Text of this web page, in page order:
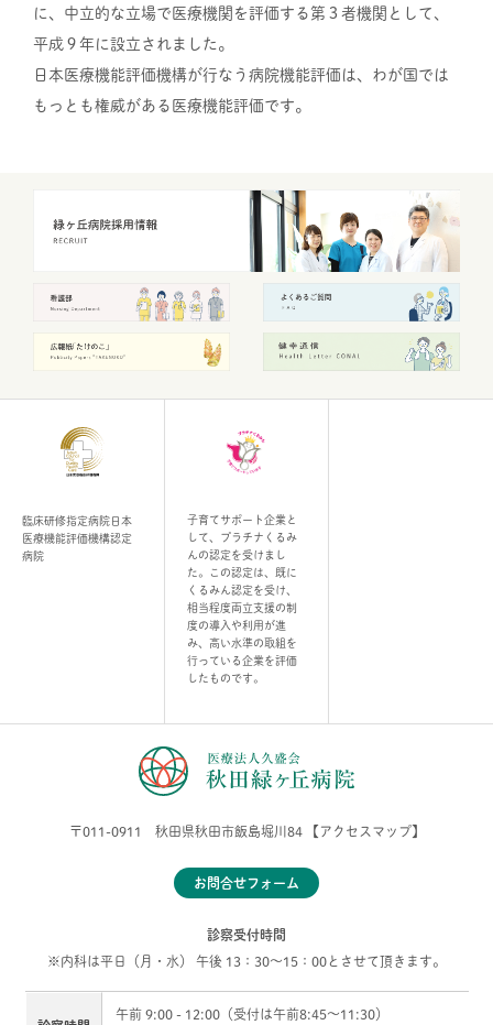
に、中立的な立場で医療機関を評価する第３者機関として、
平成９年に設立されました。
日本医療機能評価機構が行なう病院機能評価は、わが国では
もっとも権威がある医療機能評価です。
臨床研修指定病院 日本
医療機能評価機構認定
病院
子育てサポート企業と
して、プラチナくるみ
んの認定を受けまし
た。この認定は、既に
くるみん認定を受け、
相当程度両立支援の制
度の導入や利用が進
み、高い水準の取組を
行っている企業を評価
したものです。
〒011-0911 秋田県秋田市飯島堀川84 【アクセスマップ】
お問合せフォーム
診察受付時間
※内科は平日（月・水） 午後 13：30～15：00とさせて頂きます。
午前 9:00 - 12:00（受付は午前8:45〜11:30）